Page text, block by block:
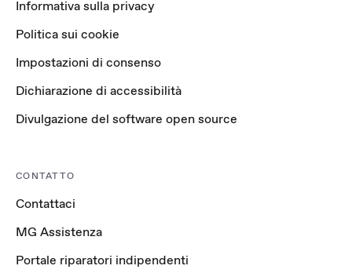
Informativa sulla privacy
Politica sui cookie
Impostazioni di consenso
Dichiarazione di accessibilità
Divulgazione del software open source
CONTATTO
Contattaci
MG Assistenza
Portale riparatori indipendenti